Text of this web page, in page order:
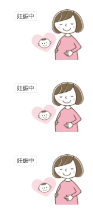
妊娠中
妊娠中
妊娠中